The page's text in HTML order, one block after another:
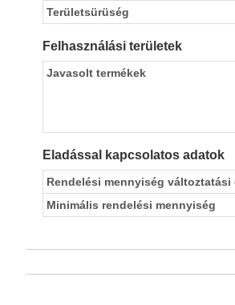
Területsürüség
Felhasználási területek
Javasolt termékek
Eladással kapcsolatos adatok
Rendelési mennyiség változtatási
Minimális rendelési mennyiség